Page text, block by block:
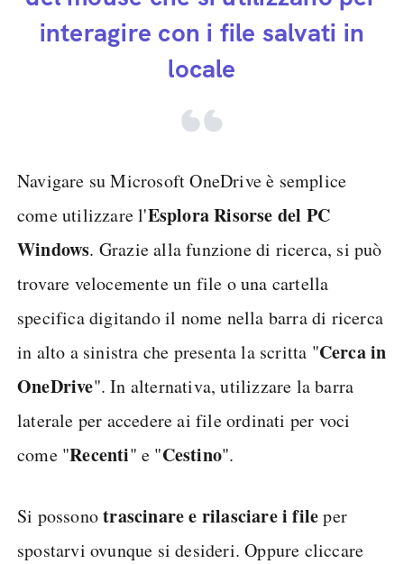
interagire con i file salvati in
locale
Navigare su Microsoft OneDrive è semplice
come utilizzare l'Esplora Risorse del PC
Windows. Grazie alla funzione di ricerca, si può
trovare velocemente un file o una cartella
specifica digitando il nome nella barra di ricerca
in alto a sinistra che presenta la scritta "Cerca in
OneDrive". In alternativa, utilizzare la barra
laterale per accedere ai file ordinati per voci
come "Recenti" e "Cestino".
Si possonotrascinare e rilasciare i fileper
spostarvi ovunque si desideri. Oppure cliccare